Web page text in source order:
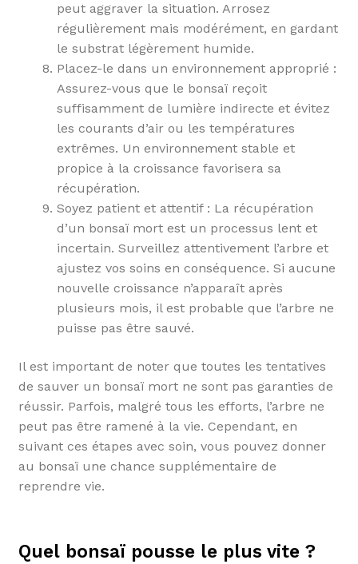
peut aggraver la situation. Arrosez
régulièrement mais modérément, en gardant
le substrat légèrement humide.
Placez-le dans un environnement approprié :
Assurez-vous que le bonsaï reçoit
suffisamment de lumière indirecte et évitez
les courants d’air ou les températures
extrêmes. Un environnement stable et
propice à la croissance favorisera sa
récupération.
Soyez patient et attentif : La récupération
d’un bonsaï mort est un processus lent et
incertain. Surveillez attentivement l’arbre et
ajustez vos soins en conséquence. Si aucune
nouvelle croissance n’apparaît après
plusieurs mois, il est probable que l’arbre ne
puisse pas être sauvé.
Il est important de noter que toutes les tentatives
de sauver un bonsaï mort ne sont pas garanties de
réussir. Parfois, malgré tous les efforts, l’arbre ne
peut pas être ramené à la vie. Cependant, en
suivant ces étapes avec soin, vous pouvez donner
au bonsaï une chance supplémentaire de
reprendre vie.
Quel bonsaï pousse le plus vite ?